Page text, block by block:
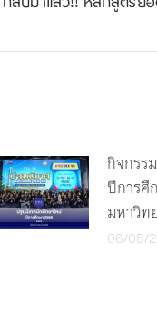
Next
กิจกรร
ปีการศึ
มหาวิท
06/08/